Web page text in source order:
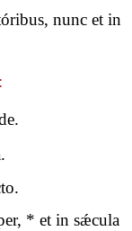
nunc et in
* et in sǽcula